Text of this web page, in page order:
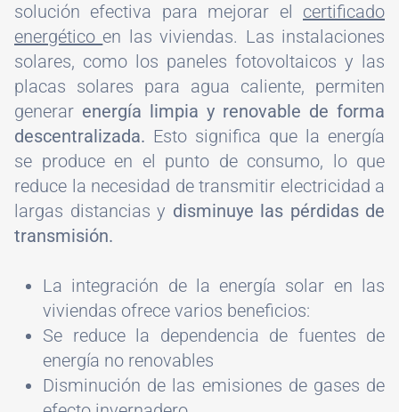
solución efectiva para mejorar el certificado
energético en las viviendas. Las instalaciones
solares, como los paneles fotovoltaicos y las
placas solares para agua caliente, permiten
generar energía limpia y renovable de forma
descentralizada. Esto significa que la energía
se produce en el punto de consumo, lo que
reduce la necesidad de transmitir electricidad a
largas distancias y disminuye las pérdidas de
transmisión.
La integración de la energía solar en las
viviendas ofrece varios beneficios:
Se reduce la dependencia de fuentes de
energía no renovables
Disminución de las emisiones de gases de